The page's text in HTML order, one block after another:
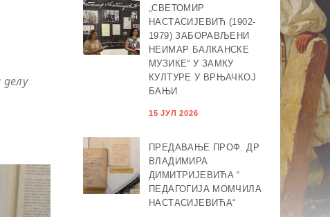
„СВЕТОМИР
НАСТАСИЈЕВИЋ (1902-
1979) ЗАБОРАВЉЕНИ
НЕИМАР БАЛКАНСКЕ
МУЗИКЕ“ У ЗАМКУ
КУЛТУРЕ У ВРЊАЧКОЈ
БАЊИ
15 ЈУЛ 2026
ПРЕДАВАЊЕ ПРОФ. ДР
ВЛАДИМИРА
ДИМИТРИЈЕВИЋА “
ПЕДАГОГИЈА МОМЧИЛА
НАСТАСИЈЕВИЋА“